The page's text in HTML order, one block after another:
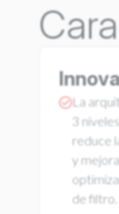
La
3
reduce
y
de filtro.